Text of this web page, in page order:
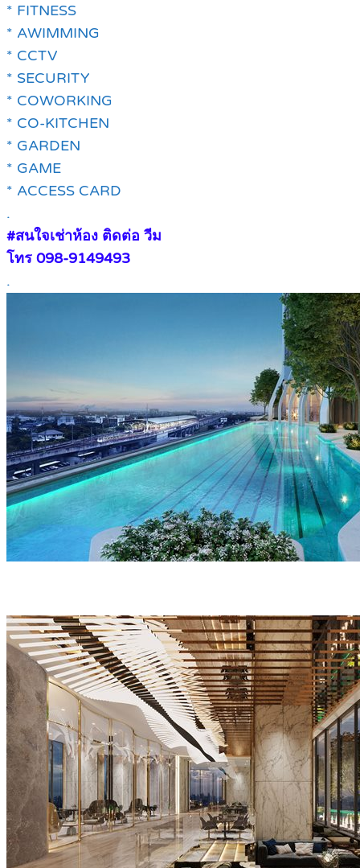
* FITNESS
* AWIMMING
* CCTV
* SECURITY
* COWORKING
* CO-KITCHEN
* GARDEN
* GAME
* ACCESS CARD
.
#สนใจเช่าห้อง ติดต่อ วีม
โทร 098-9149493
.